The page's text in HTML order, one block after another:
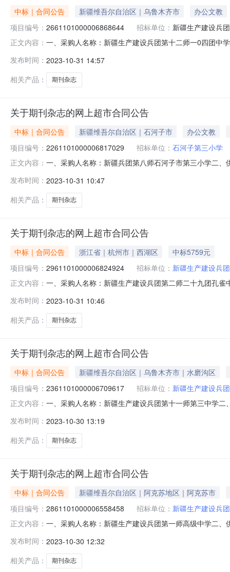
中标｜合同公告 新疆维吾尔自治区｜乌鲁木齐市
办公文教
项目编号： 2661101000006868644 招标单位： 新疆生产建设兵
正文内容： 一、采购人名称：新疆生产建设兵团第十二师一0四团中
杂志ISSN2096-3742,CN31-2141/G4期刊杂志无品牌
发布时间： 2023-10-31 14:57
相关产品：
期刊杂志
关于期刊杂志的网上超市合同公告
中标｜合同公告 新疆维吾尔自治区｜石河子市
办公文教
项目编号： 2261101000006817029 招标单位： 石河子第三小学
正文内容： 一、采购人名称：新疆兵团第八师石河子市第三小学二
ISSN2096-3742,CN31-2141/G4期刊杂志无品牌
发布时间： 2023-10-31 10:47
相关产品：
期刊杂志
关于期刊杂志的网上超市合同公告
中标｜合同公告 浙江省｜杭州市｜西湖区
中标5759元
项目编号： 2961101000006824924 招标单位： 新疆生产建设兵
正文内容： 一、采购人名称：新疆生产建设兵团第二师二十九团孔
任》杂志ISSN2096-3742,CN31-2141/G4期刊杂志无品
发布时间： 2023-10-31 10:46
相关产品：
期刊杂志
关于期刊杂志的网上超市合同公告
中标｜合同公告
新疆维吾尔自治区｜乌鲁木齐市｜水磨沟区
项目编号： 2361101000006709617 招标单位： 新疆生产建设兵
正文内容： 一、采购人名称：新疆生产建设兵团第十一师第三中学
ISSN2096-3742,CN31-2141/G4期刊杂志无品牌
发布时间： 2023-10-30 13:19
相关产品：
期刊杂志
关于期刊杂志的网上超市合同公告
中标｜合同公告
新疆维吾尔自治区｜阿克苏地区｜阿克苏市
项目编号： 2861101000006558458 招标单位： 新疆生产建设兵
正文内容： 一、采购人名称：新疆生产建设兵团第一师高级中学二
ISSN2096-3742,CN31-2141/G4期刊杂志无品牌
发布时间： 2023-10-30 12:32
相关产品：
期刊杂志